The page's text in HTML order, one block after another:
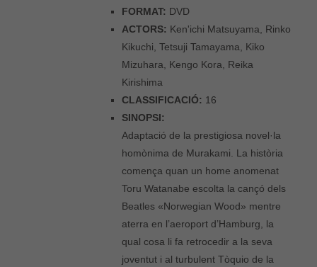
FORMAT: DVD
ACTORS: Ken'ichi Matsuyama, Rinko
Kikuchi, Tetsuji Tamayama, Kiko
Mizuhara, Kengo Kora, Reika
Kirishima
CLASSIFICACIÓ: 16
SINOPSI:
Adaptació de la prestigiosa novel·la
homònima de Murakami. La història
comença quan un home anomenat
Toru Watanabe escolta la cançó dels
Beatles «Norwegian Wood» mentre
aterra en l’aeroport d’Hamburg, la
qual cosa li fa retrocedir a la seva
joventut i al turbulent Tòquio de la